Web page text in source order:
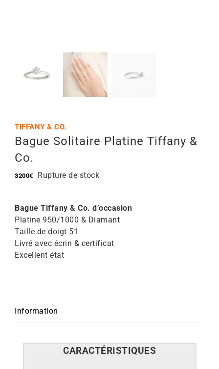
TIFFANY & CO.
Bague Solitaire Platine Tiffany &
Co.
3200€ Rupture de stock
Bague Tiffany & Co. d’occasion
Platine 950/1000 & Diamant
Taille de doigt 51
Livré avec écrin & certificat
Excellent état
Information
CARACTÉRISTIQUES